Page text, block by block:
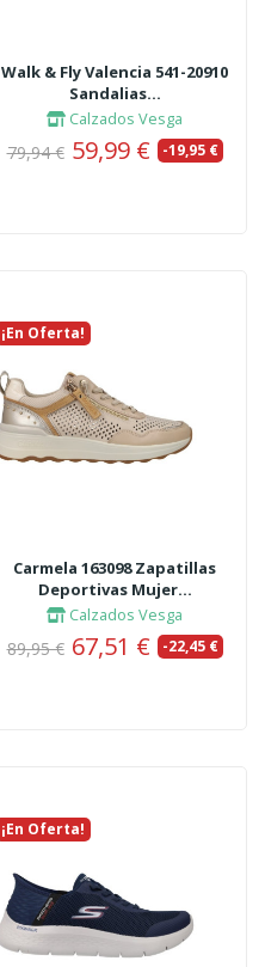
Walk & Fly Valencia 541-20910
Sandalias...
Calzados Vesga
79,94 € 59,99 € -19,95 €
¡En Oferta!
Nuevo
Carmela 163098 Zapatillas
Deportivas Mujer...
Calzados Vesga
89,95 € 67,51 € -22,45 €
¡En Oferta!
Nuevo